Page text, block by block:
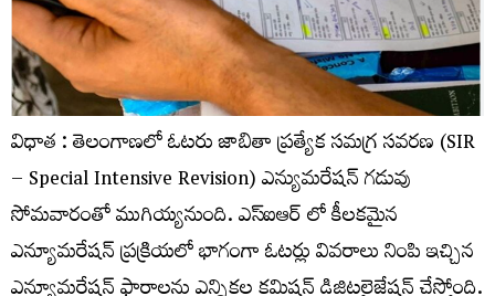
విధాత : తెలంగాణలో ఓటరు జాబితా ప్రత్యేక సమగ్ర సవరణ (SIR
– Special Intensive Revision) ఎన్యుమరేషన్ గడువు
సోమవారంతో ముగియ్యనుంది. ఎస్​ఐఆర్​ లో కీలకమైన
ఎన్యూమరేషన్ ప్రక్రియలో భాగంగా ఓటర్లు వివరాలు నింపి ఇచ్చిన